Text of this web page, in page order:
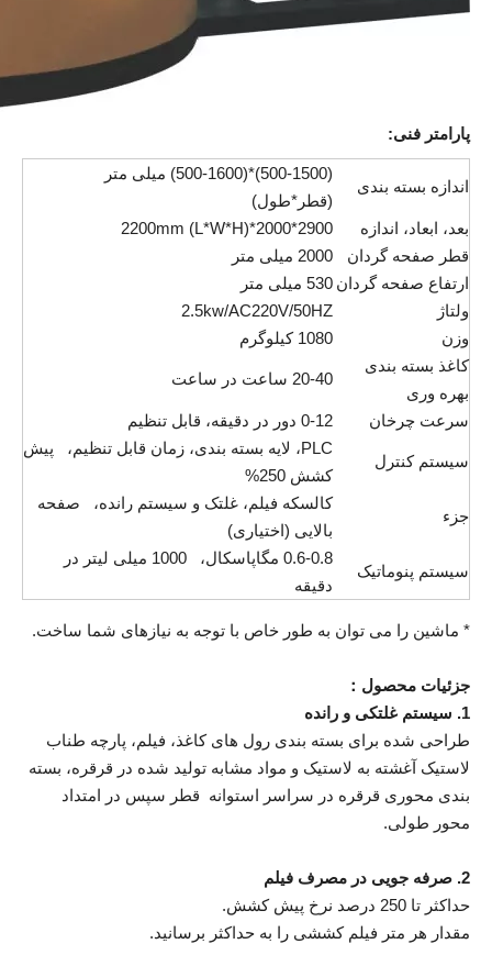
پارامتر فنی:
اندازه بسته بندی
(500-1500)*(500-1600) میلی متر
(قطر*طول)
بعد، ابعاد، اندازه
2900*2000*2200mm (L*W*H)
قطر صفحه گردان
2000 میلی متر
ارتفاع صفحه گردان 530 میلی متر
ولتاژ
2.5kw/AC220V/50HZ
وزن
1080 کیلوگرم
کاغذ بسته بندی
بهره وری
20-40 ساعت در ساعت
سرعت چرخان 0-12 دور در دقیقه، قابل تنظیم
سیستم کنترل
PLC، لایه بسته بندی، زمان قابل تنظیم، پیش
کشش 250%
جزء
کالسکه فیلم، غلتک و سیستم رانده، صفحه
بالایی (اختیاری)
سیستم پنوماتیک
0.6-0.8 مگاپاسکال، 1000 میلی لیتر در
دقیقه
* ماشین را می توان به طور خاص با توجه به نیازهای شما ساخت.
جزئیات محصول：
1. سیستم غلتکی و رانده
طراحی شده برای بسته بندی رول های کاغذ، فیلم، پارچه طناب
لاستیک آغشته به لاستیک و مواد مشابه تولید شده در قرقره، بسته
بندی محوری قرقره در سراسر استوانه قطر سپس در امتداد
محور طولی.
2. صرفه جویی در مصرف فیلم
حداکثر تا 250 درصد نرخ پیش کشش.
مقدار هر متر فیلم کششی را به حداکثر برسانید.